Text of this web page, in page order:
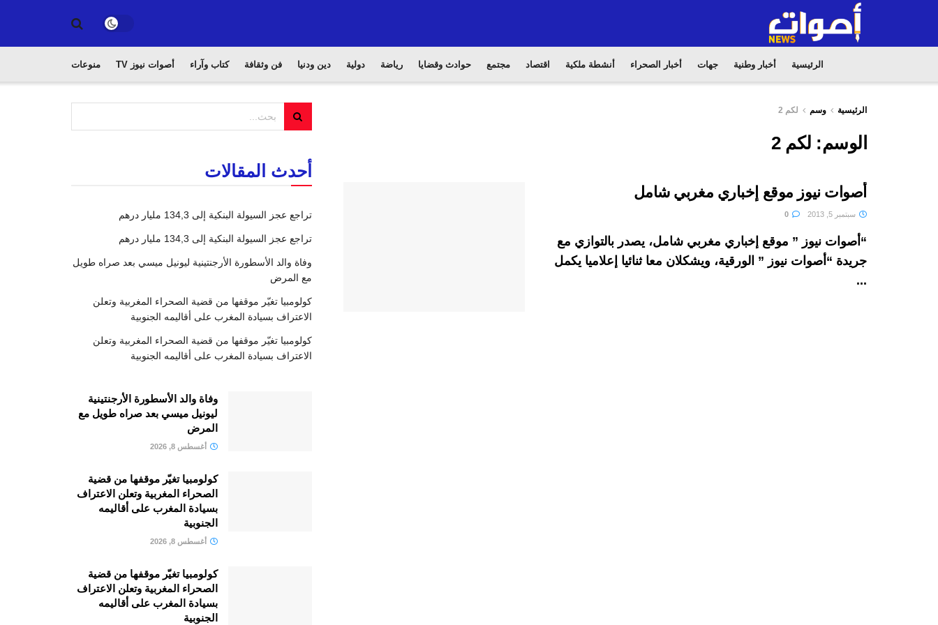
الرئيسية أخبار وطنية جهات أخبار الصحراء أنشطة ملكية اقتصاد مجتمع حوادث وقضايا رياضة دولية دين ودنيا فن وثقافة كتاب وآراء أصوات نيوز TV منوعات
الرئيسية وسم لكم 2
الوسم: لكم 2
أصوات نيوز موقع إخباري مغربي شامل
سبتمبر 5, 2013
“أصوات نيوز ” موقع إخباري مغربي شامل، يصدر بالتوازي مع
جريدة “أصوات نيوز ” الورقية، ويشكلان معا ثنائيا إعلاميا يكمل
...
أحدث المقالات
تراجع عجز السيولة البنكية إلى 134,3 مليار درهم
تراجع عجز السيولة البنكية إلى 134,3 مليار درهم
وفاة والد الأسطورة الأرجنتينية ليونيل ميسي بعد صراه طويل
مع المرض
كولومبيا تغيّر موقفها من قضية الصحراء المغربية وتعلن
الاعتراف بسيادة المغرب على أقاليمه الجنوبية
كولومبيا تغيّر موقفها من قضية الصحراء المغربية وتعلن
الاعتراف بسيادة المغرب على أقاليمه الجنوبية
وفاة والد الأسطورة الأرجنتينية
ليونيل ميسي بعد صراه طويل مع
المرض
أغسطس 8, 2026
كولومبيا تغيّر موقفها من قضية
الصحراء المغربية وتعلن الاعتراف
بسيادة المغرب على أقاليمه
الجنوبية
أغسطس 8, 2026
كولومبيا تغيّر موقفها من قضية
الصحراء المغربية وتعلن الاعتراف
بسيادة المغرب على أقاليمه
الجنوبية